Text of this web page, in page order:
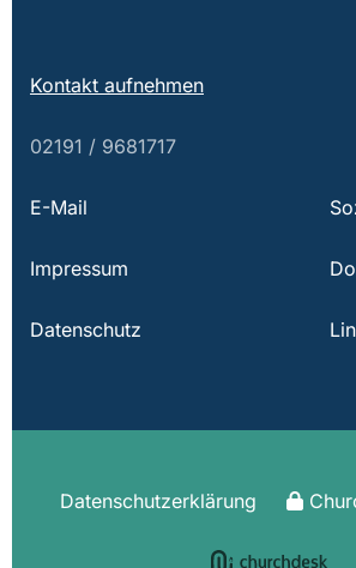
Kontakt aufnehmen
02191 / 9681717
E-Mail
Impressum
Datenschutz
Datenschutzerklärung